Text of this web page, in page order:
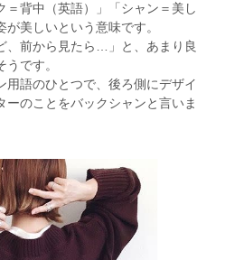
＝背中（英語）」「シャン＝美し
美しいという意味です。
、前から見たら…」と、あまり良
です。
用語のひとつで、後ろ側にデザイ
ーのことをバックシャンと言いま